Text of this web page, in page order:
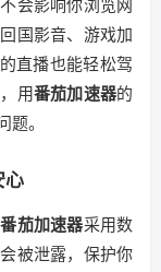
会影响你浏览网
国影音、游戏加
直播也能轻松驾
用番茄加速器的
。
心
番茄加速器采用数
被泄露，保护你